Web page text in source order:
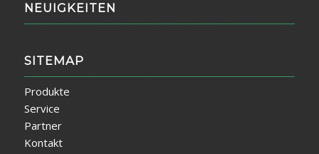
NEUIGKEITEN
SITEMAP
Produkte
Service
Partner
Kontakt